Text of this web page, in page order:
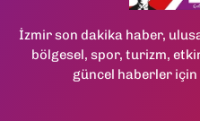
İzmir son dakika haber,
bölgesel, spor, turizm,
güncel haberler